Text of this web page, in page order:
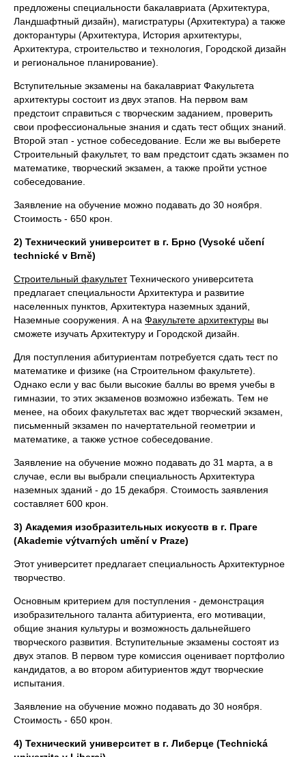
предложены специальности бакалавриата (Архитектура,
Ландшафтный дизайн), магистратуры (Архитектура) а также
докторантуры (Архитектура, История архитектуры,
Архитектура, строительство и технология, Городской дизайн
и региональное планирование).
Вступительные экзамены на бакалавриат Факультета
архитектуры состоит из двух этапов. На первом вам
предстоит справиться с творческим заданием, проверить
свои профессиональные знания и сдать тест общих знаний.
Второй этап - устное собеседование. Если же вы выберете
Строительный факультет, то вам предстоит сдать экзамен по
математике, творческий экзамен, а также пройти устное
собеседование.
Заявление на обучение можно подавать до 30 ноября.
Стоимость - 650 крон.
2) Технический университет в г. Брно (Vysoké učení
technické v Brně)
Строительный факультетТехнического университета
предлагает специальности Архитектура и развитие
населенных пунктов, Архитектура наземных зданий,
Наземные сооружения. А на Факультете архитектуры вы
сможете изучать Архитектуру и Городской дизайн.
Для поступления абитуриентам потребуется сдать тест по
математике и физике (на Строительном факультете).
Однако если у вас были высокие баллы во время учебы в
гимназии, то этих экзаменов возможно избежать. Тем не
менее, на обоих факультетах вас ждет творческий экзамен,
письменный экзамен по начертательной геометрии и
математике, а также устное собеседование.
Заявление на обучение можно подавать до 31 марта, а в
случае, если вы выбрали специальность Архитектура
наземных зданий - до 15 декабря. Стоимость заявления
составляет 600 крон.
3) Академия изобразительных искусств в г. Праге
(Akademie výtvarných umění v Praze)
Этот университет предлагает специальность Архитектурное
творчество.
Основным критерием для поступления - демонстрация
изобразительного таланта абитуриента, его мотивации,
общие знания культуры и возможность дальнейшего
творческого развития. Вступительные экзамены состоят из
двух этапов. В первом туре комиссия оценивает портфолио
кандидатов, а во втором абитуриентов ждут творческие
испытания.
Заявление на обучение можно подавать до 30 ноября.
Стоимость - 650 крон.
4) Технический университет в г. Либерце (Technická